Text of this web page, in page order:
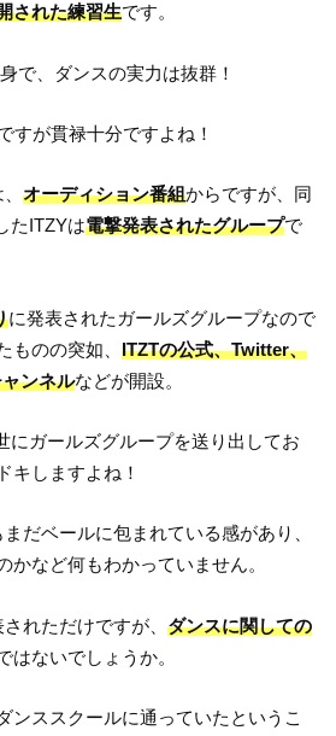
された練習生です。
で、ダンスの実力は抜群！
すが貫禄十分ですよね！
、オーディション番組からですが、同
たITZYは電撃発表されたグループで
に発表されたガールズグループなので
ものの突如、ITZTの公式、Twitter、
ンネルなどが開設。
にガールズグループを送り出してお
キしますよね！
だベールに包まれている感があり、
かなど何もわかっていません。
されただけですが、ダンスに関しての
はないでしょうか。
ンススクールに通っていたというこ